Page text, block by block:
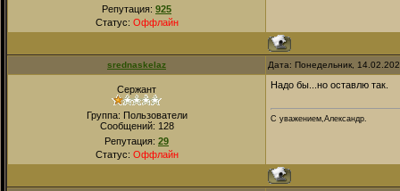
Репутация: 925
Статус: Оффлайн
srednaskelaz Дата: Понедельник,
Сержант
Группа: Пользователи
Сообщений: 128
Репутация: 29
Статус: Оффлайн
Надо бы...но оставлю так.
С уважением,Александр.